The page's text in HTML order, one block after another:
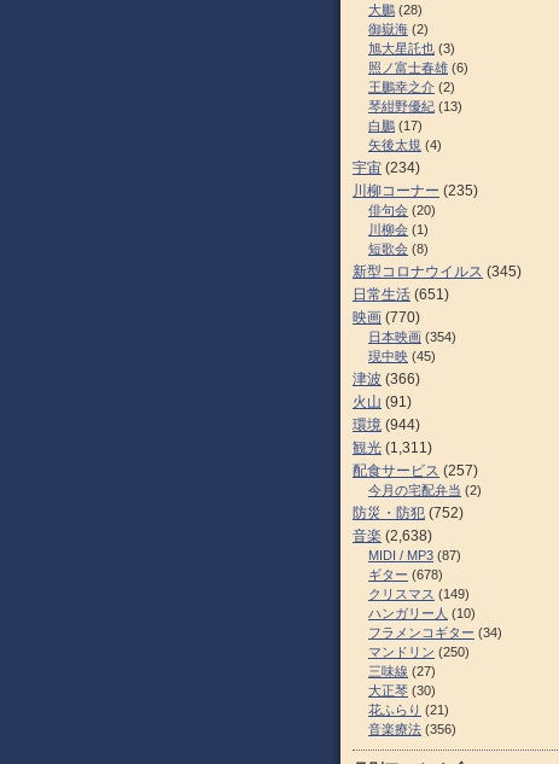
大鵬 (28)
御嶽海 (2)
旭大星託也 (3)
照ノ富士春雄 (6)
王鵬幸之介 (2)
琴紺野優紀 (13)
白鵬 (17)
矢後太規 (4)
宇宙 (234)
川柳コーナー (235)
俳句会 (20)
川柳会 (1)
短歌会 (8)
新型コロナウイルス (345)
日常生活 (651)
映画 (770)
日本映画 (354)
現中映 (45)
津波 (366)
火山 (91)
環境 (944)
観光 (1,311)
配食サービス (257)
今月の宅配弁当 (2)
防災・防犯 (752)
音楽 (2,638)
MIDI / MP3 (87)
ギター (678)
クリスマス (149)
ハンガリー人 (10)
フラメンコギター (34)
マンドリン (250)
三味線 (27)
大正琴 (30)
花ふらり (21)
音楽療法 (356)